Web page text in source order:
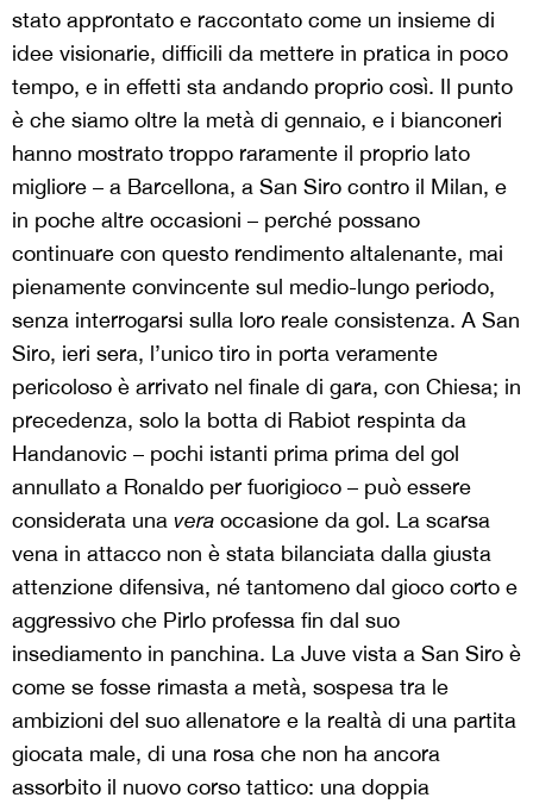
stato approntato e raccontato come un insieme di
idee visionarie, difficili da mettere in pratica in poco
tempo, e in effetti sta andando proprio così. Il punto
è che siamo oltre la metà di gennaio, e i bianconeri
hanno mostrato troppo raramente il proprio lato
migliore – a Barcellona, a San Siro contro il Milan, e
in poche altre occasioni – perché possano
continuare con questo rendimento altalenante, mai
pienamente convincente sul medio-lungo periodo,
senza interrogarsi sulla loro reale consistenza. A San
Siro, ieri sera, l’unico tiro in porta veramente
pericoloso è arrivato nel finale di gara, con Chiesa; in
precedenza, solo la botta di Rabiot respinta da
Handanovic – pochi istanti prima prima del gol
annullato a Ronaldo per fuorigioco – può essere
considerata una vera occasione da gol. La scarsa
vena in attacco non è stata bilanciata dalla giusta
attenzione difensiva, né tantomeno dal gioco corto e
aggressivo che Pirlo professa fin dal suo
insediamento in panchina. La Juve vista a San Siro è
come se fosse rimasta a metà, sospesa tra le
ambizioni del suo allenatore e la realtà di una partita
giocata male, di una rosa che non ha ancora
assorbito il nuovo corso tattico: una doppia